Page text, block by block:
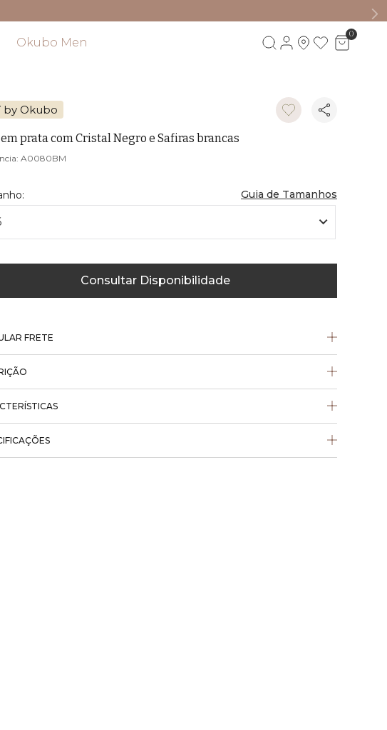
Okubo Men
0
by Okubo
prata com Cristal Negro e Safiras brancas
A0080BM
Guia de Tamanhos
Consultar Disponibilidade
FRETE